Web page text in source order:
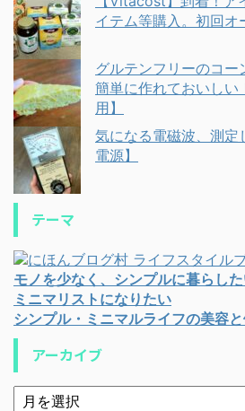
イテム等購入。初回オ
グルテンフリーのコー
簡単に作れておいしい
用】
気になる電磁波、測定
電源】
テーマ
モノを少なく、シンプルに暮らし
ミニマリストになりたい
シンプル・ミニマルライフの美容
アーカイブ